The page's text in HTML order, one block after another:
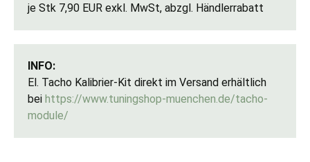
je Stk 7,90 EUR exkl. MwSt, abzgl. Händlerrabatt
INFO:
El. Tacho Kalibrier-Kit direkt im Versand erhältlich
bei https://www.tuningshop-muenchen.de/tacho-
module/